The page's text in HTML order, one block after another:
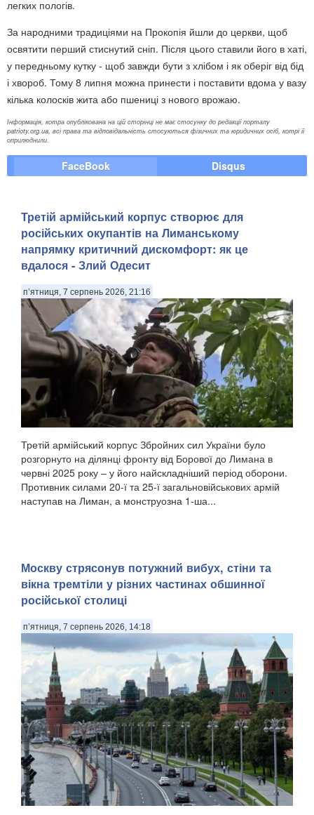
легких пологів.
За народними традиціями на Прокопія йшли до церкви, щоб
освятити перший стиснутий сніп. Після цього ставили його в хаті,
у передньому кутку - щоб завжди бути з хлібом і як оберіг від бід
і хвороб. Тому 8 липня можна принести і поставити вдома у вазу
кілька колосків жита або пшениці з нового врожаю.
Інформація, котра опублікована на цій сторінці не має стосунку до редакції порталу
patrioty.org.ua, всі права та відповідальність стосуються фізичних та юридичних осіб, котрі її
оприлюднили.
FaceBook Disqus
Третій армійський корпус створює для
російських окупантів на Лиманському
напрямку критичний дискомфорт: як це
вдалося - Злий Одесит
п’ятниця, 7 серпень 2026, 21:16
Третій армійський корпус Збройних сил України було
розгорнуто на ділянці фронту від Борової до Лимана в
червні 2025 року – у його найскладніший період оборони.
Противник силами 20-ї та 25-ї загальновійськових армій
наступав на Лиман, а монструозна 1-ша...
Москву стрясонув потужний вибух, стіни та
вікна тремтіли у різних частинах обшинної
російської столиці
п’ятниця, 7 серпень 2026, 14:18